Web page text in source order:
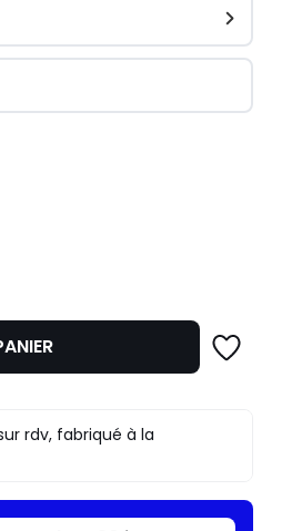
rdv, fabriqué à la